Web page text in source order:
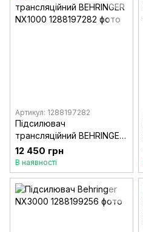
Артикул: 1288197282
Підсилювач
трансляційний BEHRINGER
NX1000
12 450 грн
В наявності